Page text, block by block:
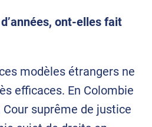
ont-elles fait
modèles étrangers ne
efficaces. En Colombie
suprême de justice